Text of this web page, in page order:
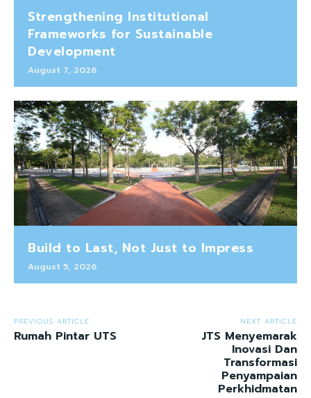
Strengthening Institutional
Frameworks for Sustainable
Development
August 7, 2026
Build to Last, Not Just to Impress
August 5, 2026
PREVIOUS ARTICLE
Rumah Pintar UTS
NEXT ARTICLE
JTS Menyemarak
Inovasi Dan
Transformasi
Penyampaian
Perkhidmatan